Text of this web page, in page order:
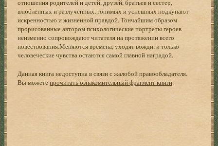
отношения родителей и детей, друзей, братьев и сестер,
влюбленных и разлученных, гонимых и успешных подкупают
искренностью и жизненной правдой. Тончайшим образом
прорисованные автором психологические портреты героев
неизменно сопровождают читателя на протяжении всего
повествования.Меняются времена, уходят вожди, и только
человеческие чувства остаются самой главной наградой.
Данная книга недоступна в связи с жалобой правообладателя.
Вы можетепрочитать ознакомительный фрагмент книги.